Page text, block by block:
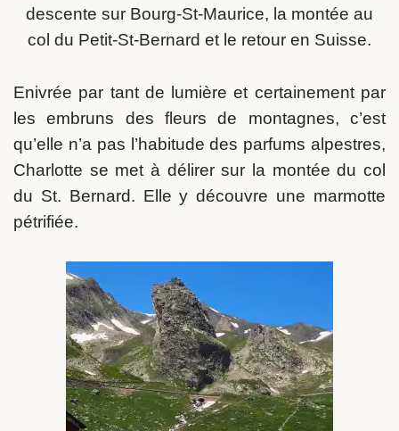
descente sur Bourg-St-Maurice, la montée au
col du Petit-St-Bernard et le retour en Suisse.
Enivrée par tant de lumière et certainement par
les embruns des fleurs de montagnes, c’est
qu’elle n’a pas l’habitude des parfums alpestres,
Charlotte se met à délirer sur la montée du col
du St. Bernard. Elle y découvre une marmotte
pétrifiée.